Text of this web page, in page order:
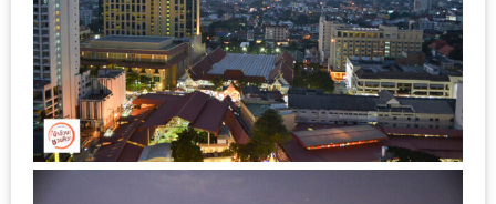
OKTOBERFEST
ครั้ง
ที่
2
เทศกาล
เบียร์